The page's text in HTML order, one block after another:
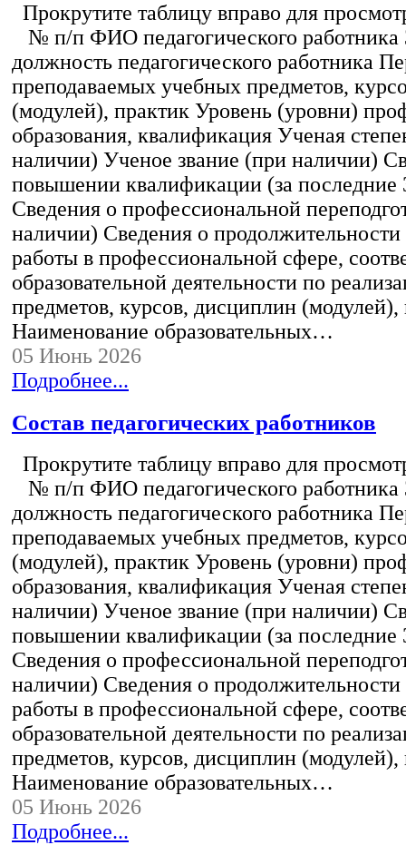
Прокрутите таблицу вправо для
№ п/п ФИО педагогического работника
должность педагогического работника
преподаваемых учебных предметов,
(модулей), практик Уровень (уровни)
образования, квалификация Ученая
наличии) Ученое звание (при наличии)
повышении квалификации (за последние
Сведения о профессиональной
наличии) Сведения о
работы в профессиональной сфере,
образовательной деятельности по
предметов, курсов, дисциплин (модулей),
Наименование образовательных…
05 Июнь 2026
Подробнее...
Состав педагогических работников
Прокрутите таблицу вправо для
№ п/п ФИО педагогического работника
должность педагогического работника
преподаваемых учебных предметов,
(модулей), практик Уровень (уровни)
образования, квалификация Ученая
наличии) Ученое звание (при наличии)
повышении квалификации (за последние
Сведения о профессиональной
наличии) Сведения о
работы в профессиональной сфере,
образовательной деятельности по
предметов, курсов, дисциплин (модулей),
Наименование образовательных…
05 Июнь 2026
Подробнее...